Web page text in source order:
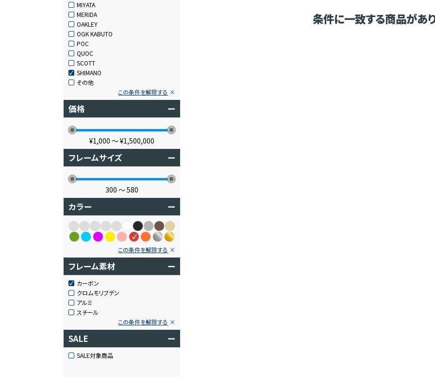
MIYATA
MERIDA
OAKLEY
OGK KABUTO
POC
QUOC
SCOTT
SHIMANO
その他
この条件を解除する
価格 ー
¥1,000 〜¥1,500,000
フレームサイズ ー
300 〜580
カラー ー
この条件を解除する
フレーム素材 ー
カーボン
クロムモリブデン
アルミ
スチール
この条件を解除する
SALE ー
SALE対象商品
条件に一致する商品があ